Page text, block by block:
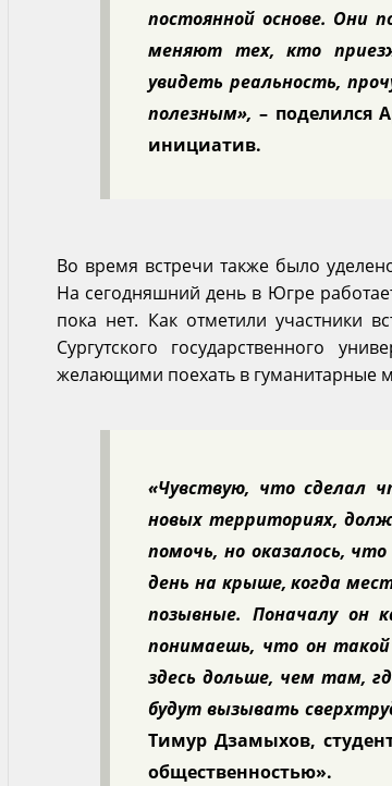
постоянной основе. Они
меняют тех, кто
увидеть реальность,
полезным», – поделился
инициатив.
Во время встречи также было
На сегодняшний день в Югре
пока нет. Как отметили участники
Сургутского государственного
желающими поехать в гуманитарные
«Чувствую, что сделал
новых территориях,
помочь, но оказалось,
день на крыше, когда
позывные. Поначалу он
понимаешь, что он
здесь дольше, чем там,
будут вызывать
Тимур Дзамыхов,
общественностью».